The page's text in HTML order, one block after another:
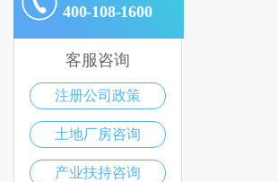
400-108-1600
客服咨询
注册公司政策
土地厂房咨询
产业扶持咨询